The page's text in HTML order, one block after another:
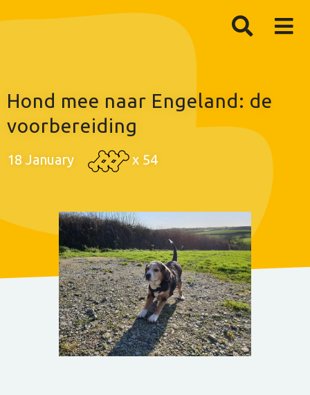
Hond mee naar Engeland: de
voorbereiding
18 January x 54